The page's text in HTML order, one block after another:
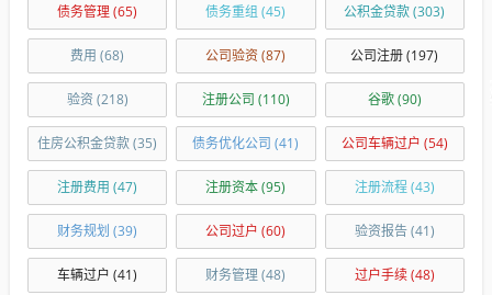
债务管理(65) 债务重组 (45) 公积金贷款(303)
费用 (68) 公司验资(87) 公司注册(197)
验资 (218) 注册公司 (110) 谷歌(90)
住房公积金贷款(35) 债务优化公司 (41) 公司车辆过户 (54)
注册费用 (47) 注册资本(95) 注册流程(43)
财务规划 (39) 公司过户 (60) 验资报告(41)
车辆过户 (41) 财务管理 (48) 过户手续(48)